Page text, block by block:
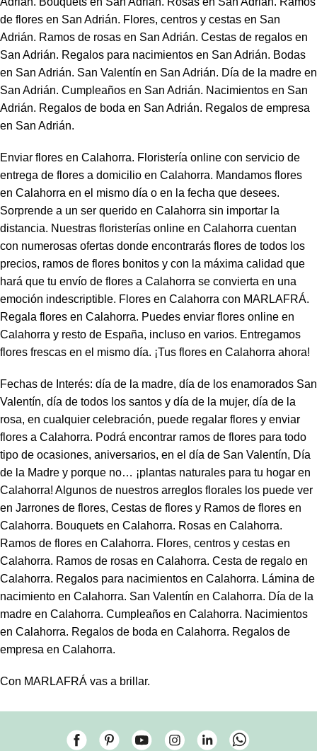
de flores en San Adrián. Flores, centros y cestas en San
Adrián. Ramos de rosas en San Adrián. Cestas de regalos en
San Adrián. Regalos para nacimientos en San Adrián. Bodas
en San Adrián. San Valentín en San Adrián. Día de la madre en
San Adrián. Cumpleaños en San Adrián. Nacimientos en San
Adrián. Regalos de boda en San Adrián. Regalos de empresa
en San Adrián.
Enviar flores en Calahorra. Floristería online con servicio de
entrega de flores a domicilio en Calahorra. Mandamos flores
en Calahorra en el mismo día o en la fecha que desees.
Sorprende a un ser querido en Calahorra sin importar la
distancia. Nuestras floristerías online en Calahorra cuentan
con numerosas ofertas donde encontrarás flores de todos los
precios, ramos de flores bonitos y con la máxima calidad que
hará que tu envío de flores a Calahorra se convierta en una
emoción indescriptible. Flores en Calahorra con MARLAFRÁ.
Regala flores en Calahorra. Puedes enviar flores online en
Calahorra y resto de España, incluso en varios. Entregamos
flores frescas en el mismo día. ¡Tus flores en Calahorra ahora!
Fechas de Interés: día de la madre, día de los enamorados San
Valentín, día de todos los santos y día de la mujer, día de la
rosa, en cualquier celebración, puede regalar flores y enviar
flores a Calahorra. Podrá encontrar ramos de flores para todo
tipo de ocasiones, aniversarios, en el día de San Valentín, Día
de la Madre y porque no… ¡plantas naturales para tu hogar en
Calahorra! Algunos de nuestros arreglos florales los puede ver
en Jarrones de flores, Cestas de flores y Ramos de flores en
Calahorra. Bouquets en Calahorra. Rosas en Calahorra.
Ramos de flores en Calahorra. Flores, centros y cestas en
Calahorra. Ramos de rosas en Calahorra. Cesta de regalo en
Calahorra. Regalos para nacimientos en Calahorra. Lámina de
nacimiento en Calahorra. San Valentín en Calahorra. Día de la
madre en Calahorra. Cumpleaños en Calahorra. Nacimientos
en Calahorra. Regalos de boda en Calahorra. Regalos de
empresa en Calahorra.
Con MARLAFRÁ vas a brillar.